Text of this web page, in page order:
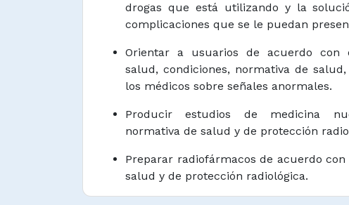
drogas que está utilizando y la
complicaciones que se le puedan
Orientar a usuarios de acuerdo con
salud, condiciones, normativa de
los médicos sobre señales anormales.
Producir estudios de medicina
normativa de salud y de protección
Preparar radiofármacos de acuerdo
salud y de protección radiológica.